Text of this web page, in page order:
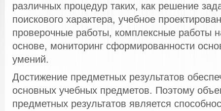
различных процедур таких, как решение
поискового характера, учебное
проверочные работы, комплексные работы
основе, мониторинг сформированности
умений.
Достижение предметных результатов
основных учебных предметов. Поэтому
предметных результатов является